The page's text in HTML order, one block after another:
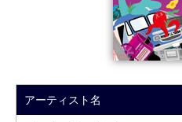
アーティスト名